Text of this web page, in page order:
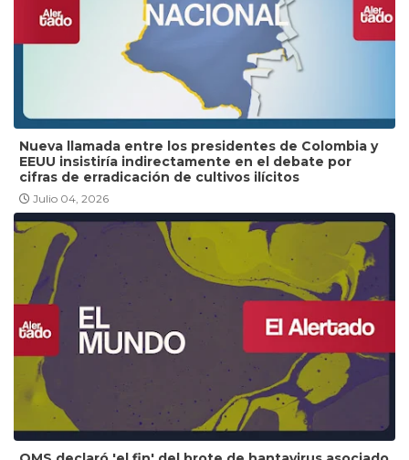
Nueva llamada entre los presidentes de Colombia y
EEUU insistiría indirectamente en el debate por
cifras de erradicación de cultivos ilícitos
Julio 04, 2026